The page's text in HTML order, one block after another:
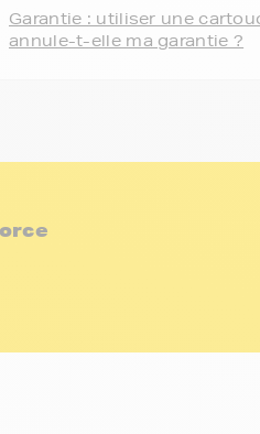
Garantie : utiliser une
annule-t-elle ma garantie ?